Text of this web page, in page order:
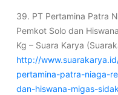
39. PT Pertamina Patra
Pemkot Solo dan
Kg – Suara Karya
http://
pertamina-patra-niaga-
dan-hiswana-migas-